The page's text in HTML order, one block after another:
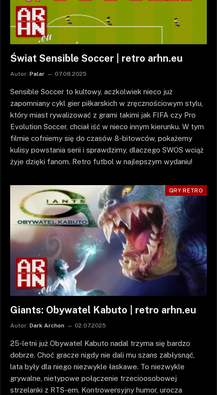
Świat Sensible Soccer | retro arhn.eu
Autor: Palar 07.08.2025
Sensible Soccer to kultowy, aczkolwiek nieco już
zapomniany cykl gier piłkarskich w zręcznościowym stylu,
który miast rywalizować z grami takimi jak FIFA czy Pro
Evolution Soccer, chciał iść w nieco innym kierunku. W tym
filmie cofniemy się do czasów 8-bitowców, pokażemy
kulisy powstania serii i sprawdzimy, dlaczego SWOS wciąż
żyje dzięki fanom. Retro futbol w najlepszym wydaniu!
GRY RETRO
Giants: Obywatel Kabuto | retro arhn.eu
Autor: Dark Archon 02.07.2025
25-letni już Obywatel Kabuto nadal trzyma się bardzo
dobrze. Choć gracze nigdy nie dali mu szans zabłysnąć,
lata były dla niego niezwykle łaskawe. To niezwykle
grywalne, nietypowe połączenie trzecioosobowej
strzelanki z RTS-em. Kontrowersyjny humor, urocza